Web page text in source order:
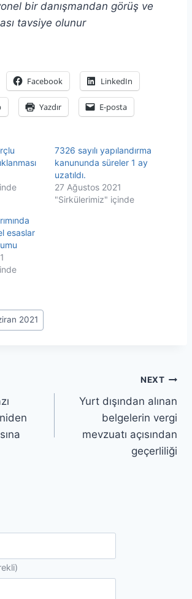
bir danışmandan görüş ve
tavsiye olunur
Facebook LinkedIn
Yazdır E-posta
7326 sayılı yapılandırma
kanununda süreler 1 ay
uzatıldı.
27 Ağustos 2021
"Sirkülerimiz" içinde
esaslar
2021
NEXT
Yurt dışından alınan
belgelerin vergi
mevzuatı açısından
geçerliliği